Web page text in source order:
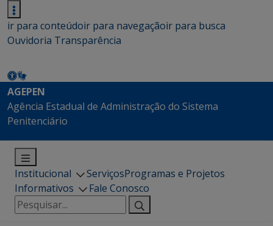
ir para conteúdoir para navegaçãoir para busca
Ouvidoria Transparência
AGEPEN
Agência Estadual de Administração do Sistema
Penitenciário
Institucional ServiçosProgramas e Projetos
Informativos
Fale Conosco
Pesquisar
por: